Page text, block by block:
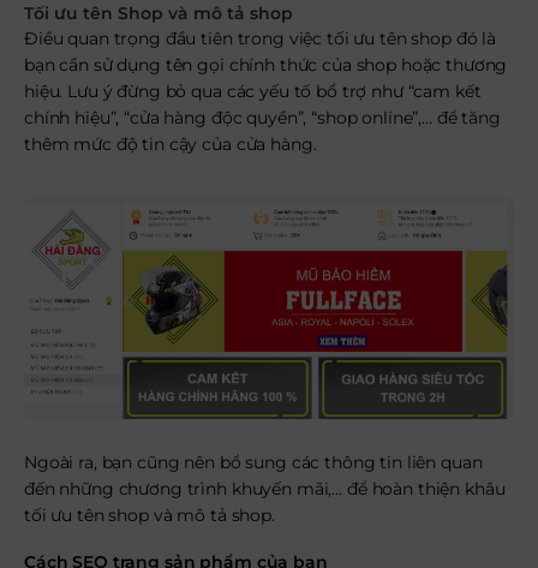
Tối ưu tên Shop và mô tả shop
Điều quan trọng đầu tiên trong việc tối ưu tên shop đó là
bạn cần sử dụng tên gọi chính thức của shop hoặc thương
hiệu. Lưu ý đừng bỏ qua các yếu tố bổ trợ như “cam kết
chính hiệu”, “cửa hàng độc quyền”, “shop online”,… để tăng
thêm mức độ tin cậy của cửa hàng.
Ngoài ra, bạn cũng nên bổ sung các thông tin liên quan
đến những chương trình khuyến mãi,… để hoàn thiện khâu
tối ưu tên shop và mô tả shop.
Cách SEO trang sản phẩm của bạn